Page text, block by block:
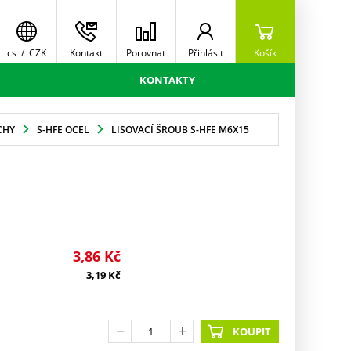
cs / CZK Kontakt Porovnat Přihlásit Košík
KONTAKTY
S-HFE OCEL LISOVACÍ ŠROUB S-HFE M6X15
3,86 Kč
3,19 Kč
KOUPIT